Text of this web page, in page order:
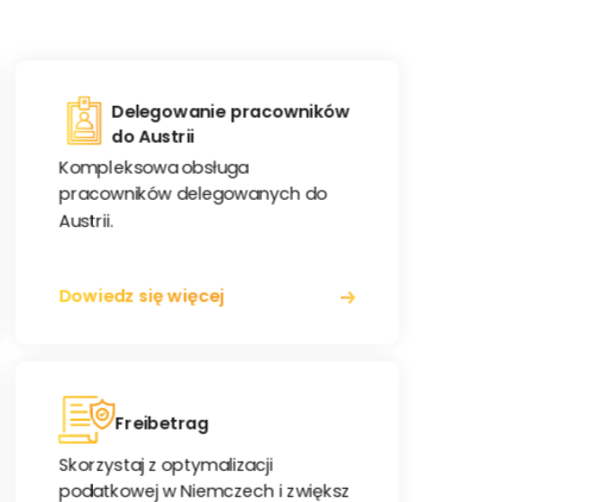
Delegowanie pracowników
do Austrii
Kompleksowa obsługa
pracowników delegowanych do
Austrii.
Dowiedz się więcej
Freibetrag
Skorzystaj z optymalizacji
podatkowej w Niemczech i zwiększ